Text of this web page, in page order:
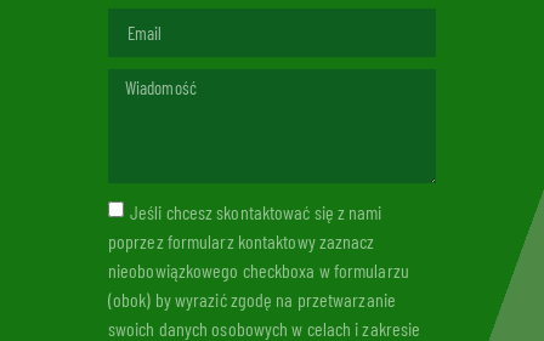
Jeśli chcesz skontaktować się z nami
poprzez formularz kontaktowy zaznacz
nieobowiązkowego checkboxa w formularzu
(obok) by wyrazić zgodę na przetwarzanie
swoich danych osobowych w celach i zakresie